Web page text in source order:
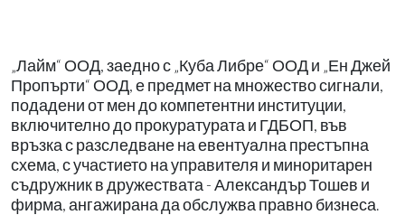
„Лайм“ ООД, заедно с „Куба Либре“ ООД и „Ен Джей
Пропърти“ ООД, е предмет на множество сигнали,
подадени от мен до компетентни институции,
включително до прокуратурата и ГДБОП, във
връзка с разследване на евентуална престъпна
схема, с участието на управителя и миноритарен
съдружник в дружествата - Александър Тошев и
фирма, ангажирана да обслужва правно бизнеса.